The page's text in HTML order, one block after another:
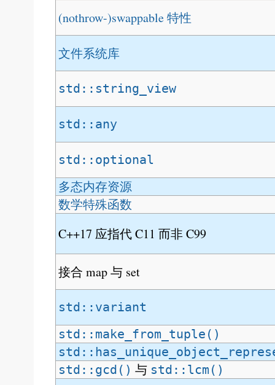
(nothrow-)swappable 特性
文件系统库
std::string_view
std::any
std::optional
多态内存资源
数学特殊函数
C++17 应指代 C11 而非 C99
接合 map 与 set
std::variant
std::make_from_tuple()
std::gcd() 与 std::lcm()